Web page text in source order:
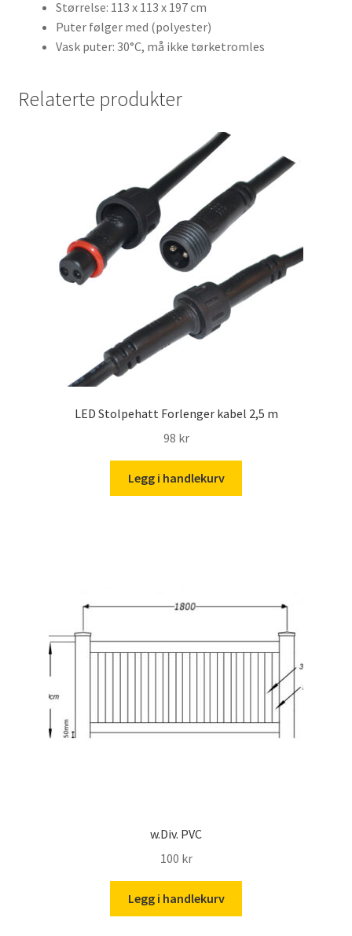
Størrelse: 113 x 113 x 197 cm
Puter følger med (polyester)
Vask puter: 30°C, må ikke tørketromles
Relaterte produkter
LED Stolpehatt Forlenger kabel 2,5 m
98 kr
Legg i handlekurv
w.Div. PVC
100 kr
Legg i handlekurv